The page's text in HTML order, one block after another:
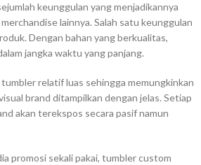
keunggulan yang menjadikannya
lainnya. Salah satu keunggulan
Dengan bahan yang berkualitas,
jangka waktu yang panjang.
relatif luas sehingga memungkinkan
brand ditampilkan dengan jelas. Setiap
akan terekspos secara pasif namun
promosi sekali pakai, tumbler custom